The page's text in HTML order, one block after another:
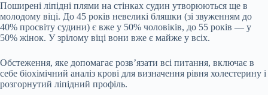
Поширені ліпідні плями на стінках судин утворюються ще в
молодому віці. До 45 років невеликі бляшки (зі звуженням до
40% просвіту судини) є вже у 50% чоловіків, до 55 років — у
50% жінок. У зрілому віці вони вже є майже у всіх.
Обстеження, яке допомагає розв’язати всі питання, включає в
себе біохімічний аналіз крові для визначення рівня холестерину і
розгорнутий ліпідний профіль.